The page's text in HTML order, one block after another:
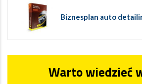
Biznesplan auto
Warto wiedzieć